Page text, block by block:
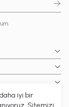
iyi bir
Sitemizi